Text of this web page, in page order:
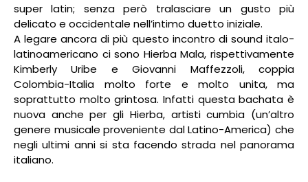
super latin; senza però tralasciare un gusto più
delicato e occidentale nell’intimo duetto iniziale.
A legare ancora di più questo incontro di sound italo-
latinoamericano ci sono Hierba Mala, rispettivamente
Kimberly Uribe e Giovanni Maffezzoli, coppia
Colombia-Italia molto forte e molto unita, ma
soprattutto molto grintosa. Infatti questa bachata è
nuova anche per gli Hierba, artisti cumbia (un’altro
genere musicale proveniente dal Latino-America) che
negli ultimi anni si sta facendo strada nel panorama
italiano.